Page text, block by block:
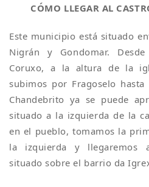
CÓMO LLEGAR AL
Este municipio está situado
Nigrán y Gondomar.
Coruxo, a la altura de la
subimos por Fragoselo
Chandebrito ya se puede
situado a la izquierda de la
en el pueblo, tomamos la
la izquierda y llegaremos
situado sobre el barrio da